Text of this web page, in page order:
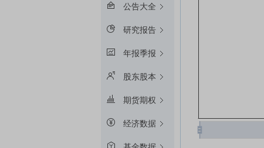
公告大全
研究报告
年报季报
股东股本
期货期权
经济数据